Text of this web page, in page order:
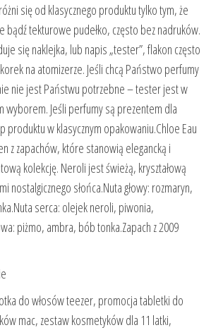
się od klasycznego produktu tylko tym, że
bądź tekturowe pudełko, często bez nadruków.
się naklejka, lub napis „tester”, flakon często
na atomizerze. Jeśli chcą Państwo perfumy
nie jest Państwu potrzebne – tester jest w
wyborem. Jeśli perfumy są prezentem dla
produktu w klasycznym opakowaniu.Chloe Eau
z zapachów, które stanowią elegancką i
kolekcję. Neroli jest świeżą, kryształową
nostalgicznego słońca.Nuta głowy: rozmaryn,
serca: olejek neroli, piwonia,
piżmo, ambra, bób tonka.Zapach z 2009
do włosów teezer, promocja tabletki do
mac, zestaw kosmetyków dla 11 latki,